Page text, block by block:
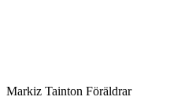
Markiz Tainton Föräldrar